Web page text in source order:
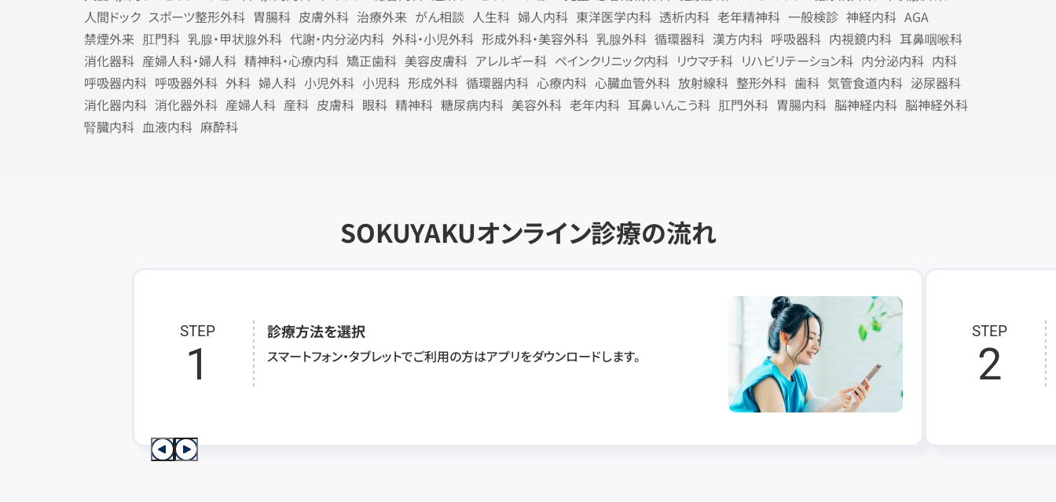
人間ドック スポーツ整形外科 胃腸科 皮膚外科 治療外来 がん相談 人生科 婦人内科 東洋医学内科 透析内科 老年精神科 一般検診 神経内科 AGA
禁煙外来 肛門科 乳腺・甲状腺外科 代謝・内分泌内科 外科・小児外科 形成外科・美容外科 乳腺外科 循環器科 漢方内科 呼吸器科 内視鏡内科 耳鼻咽喉科
消化器科 産婦人科・婦人科 精神科・心療内科 矯正歯科 美容皮膚科 アレルギー科 ペインクリニック内科 リウマチ科 リハビリテーション科 内分泌内科 内科
呼吸器内科 呼吸器外科 外科 婦人科 小児外科 小児科 形成外科 循環器内科 心療内科 心臓血管外科 放射線科 整形外科 歯科 気管食道内科 泌尿器科
消化器内科 消化器外科 産婦人科 産科 皮膚科 眼科 精神科 糖尿病内科 美容外科 老年内科 耳鼻いんこう科 肛門外科 胃腸内科 脳神経内科 脳神経外科
腎臓内科 血液内科 麻酔科
SOKUYAKUオンライン診療の流れ
STEP
1
診療方法を選択
スマートフォン・タブレットでご利用の方はアプリをダウンロードします。
STEP
2